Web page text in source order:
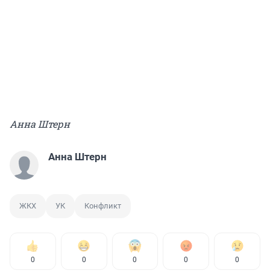
Анна Штерн
Анна Штерн
ЖКХ УК Конфликт
0 0 0 0 0